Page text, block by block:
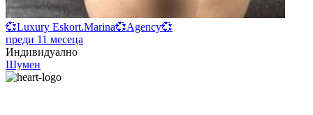
💞Luxury Eskort.Marina💞Agency💞
преди 11 месеца
Индивидуално
Шумен